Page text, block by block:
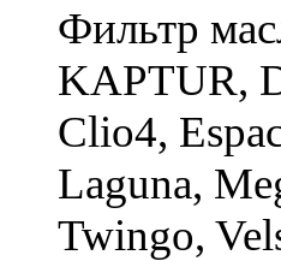
Фильтр
KAPTUR,
Clio4,
Laguna,
Twingo,